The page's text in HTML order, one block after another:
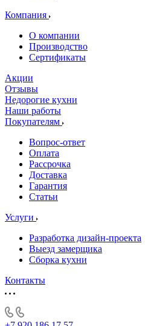
Компания
О компании
Производство
Сертификаты
Акции
Отзывы
Недорогие кухни
Наши работы
Покупателям
Вопрос-ответ
Оплата
Рассрочка
Доставка
Гарантия
Статьи
Услуги
Разработка дизайн-проекта
Выезд замерщика
Сборка кухни
Контакты